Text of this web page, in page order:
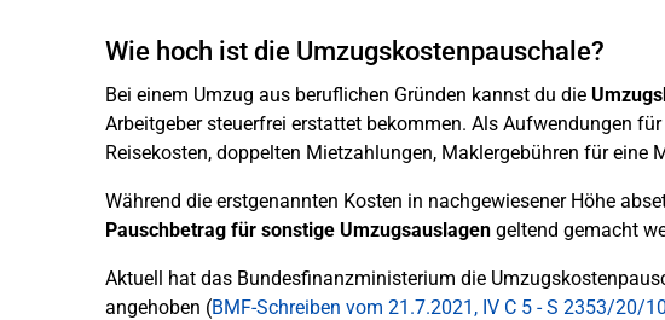
Wie hoch ist die Umzugskostenpauschale?
Bei einem Umzug aus beruflichen Gründen kannst du die
Arbeitgeber steuerfrei erstattet bekommen. Als Aufwendungen
Reisekosten, doppelten Mietzahlungen, Maklergebühren für
Während die erstgenannten Kosten in nachgewiesener Höhe
Pauschbetrag für sonstige Umzugsauslagen geltend gemacht
Aktuell hat das Bundesfinanzministerium die
angehoben (BMF-Schreiben vom 21.7.2021, IV C 5 - S 2353/20/